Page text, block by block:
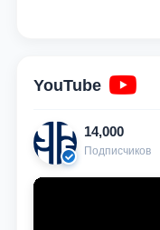
YouTube
14,000
Подписчиков